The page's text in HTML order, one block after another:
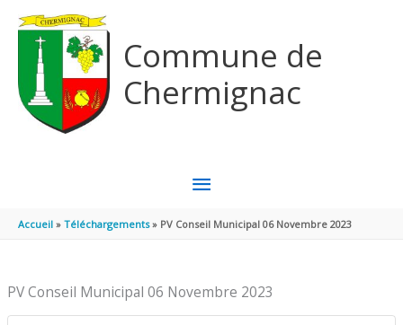
Commune de
Chermignac
MENU
PRINCIPAL
Accueil Téléchargements PV Conseil Municipal 06 Novembre 2023
PV Conseil Municipal 06 Novembre 2023